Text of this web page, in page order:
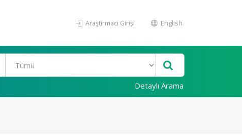
Araştırmacı Girişi English
Detaylı Arama